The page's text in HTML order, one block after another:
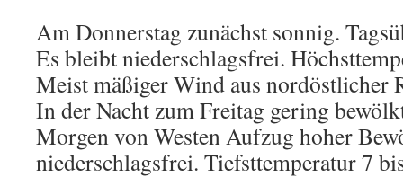
Am Donnerstag zunächst sonnig.
Es bleibt niederschlagsfrei.
Meist mäßiger Wind aus nordöstlicher
In der Nacht zum Freitag gering
Morgen von Westen Aufzug hoher
niederschlagsfrei. Tiefsttemperatur 7